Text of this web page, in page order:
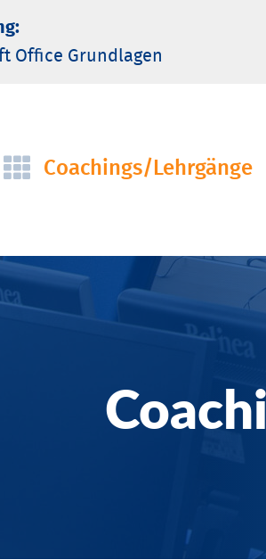
Office Grund­lagen
Navigation
Coachings/­Lehrgänge